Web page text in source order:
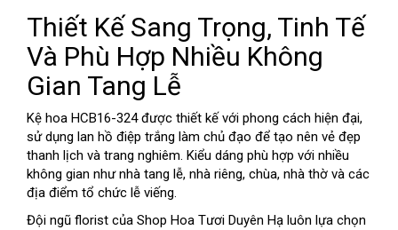
Thiết Kế Sang Trọng, Tinh Tế
Và Phù Hợp Nhiều Không
Gian Tang Lễ
Kệ hoa HCB16-324 được thiết kế với phong cách hiện đại,
sử dụng lan hồ điệp trắng làm chủ đạo để tạo nên vẻ đẹp
thanh lịch và trang nghiêm. Kiểu dáng phù hợp với nhiều
không gian như nhà tang lễ, nhà riêng, chùa, nhà thờ và các
địa điểm tổ chức lễ viếng.
Đội ngũ florist của Shop Hoa Tươi Duyên Hạ luôn lựa chọn